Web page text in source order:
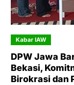
Kabar IAW
DPW Jawa
Bekasi,
Birokrasi dan